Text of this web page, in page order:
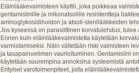
Eläinlääkevalmisteen käyttö, joka poikkeaa
gentamisiinille ja mikonatsolille resistentteja
aminoglykosidihoidon ja atsoli-sienilääkkeiden
Jos kyseessä on parasiittinen korvatulehdus,
Ennen kuin eläinlääkevalmistetta käytetään
varmistamiseksi. Näin vältetään riski valmisteen
ja tasapainoelimen vaurioituminen. Gentamisiini
käytetään suurempina annoksina systeemistä
Erityiset varotoimenpiteet, joita